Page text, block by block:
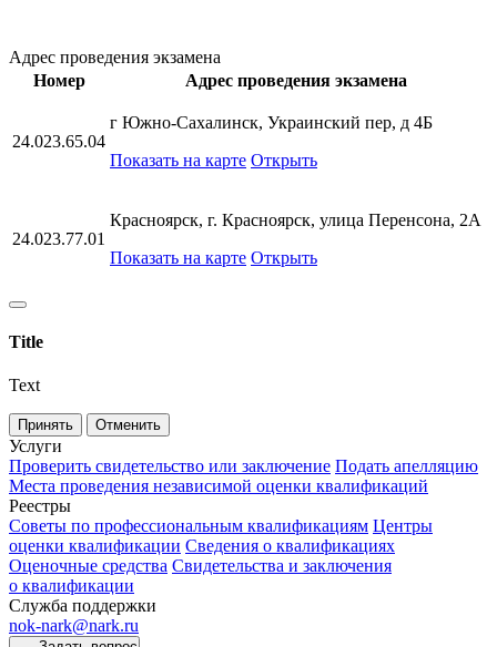
Адрес проведения экзамена
Номер
Адрес проведения экзамена
24.023.65.04
г Южно-Сахалинск, Украинский пер, д 4Б
Показать на карте Открыть
24.023.77.01
Красноярск, г. Красноярск, улица Перенсона, 2А
Показать на карте Открыть
Title
Text
Принять Отменить
Услуги
Проверить свидетельство или заключение Подать апелляцию
Места проведения независимой оценки квалификаций
Реестры
Советы по профессиональным квалификациям Центры
оценки квалификации Сведения о квалификациях
Оценочные средства Свидетельства и заключения
о квалификации
Служба поддержки
nok-nark@nark.ru